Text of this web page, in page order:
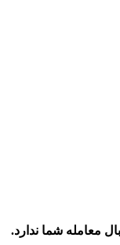
معامله شما ندارد.